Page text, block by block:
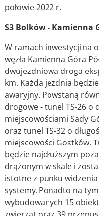
połowie 2022 r.
S3 Bolków - Kamienna
W ramach inwestycji na
węzła Kamienna Góra
dwujezdniowa droga
km. Każda jezdnia
awaryjny. Powstaną
drogowe - tunel TS-26 o
miejscowościami Sady
oraz tunel TS-32 o
miejscowości Gostków.
będzie najdłuższym
drążonym w skale i
istotne z punku
systemy. Ponadto na
wybudowanych 15